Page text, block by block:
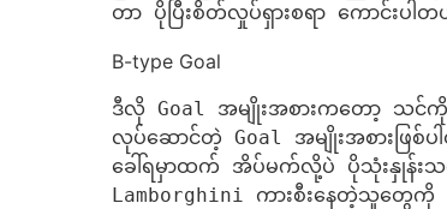
တာ ပိုပြီးစိတ်လှုပ်ရှားစရာ ကောင်းပါတ
B-type Goal
ဒီလို Goal အမျိုးအစားကတော့ သ
လုပ်ဆောင်တဲ့ Goal အမျိုးအစားဖြစ်
ခေါ်ရမှာထက် အိပ်မက်လို့ပဲ ပိုသုံးနှုန်း
Lamborghini ကားစီးနေတဲ့သူတွေ